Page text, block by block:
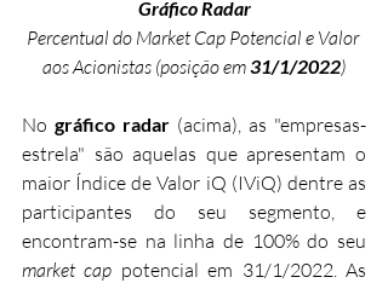
Gráfico Radar
Percentual do Market Cap Potencial e Valor
aos Acionistas (posição em 31/1/2022)
No gráfico radar (acima), as "empresas-
estrela" são aquelas que apresentam o
maior Índice de Valor iQ (IViQ) dentre as
participantes do seu segmento, e
market cap potencial em 31/1/2022. As